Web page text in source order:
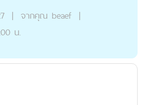
| จากคุณ beaef |
น.